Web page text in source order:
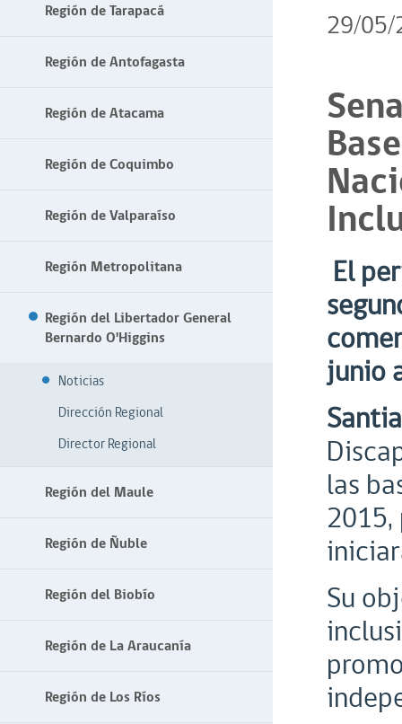
Región de Tarapacá
Región de Antofagasta
Región de Atacama
Región de Coquimbo
Región de Valparaíso
Región Metropolitana
Región del Libertador General
Bernardo O'Higgins
Noticias
Dirección Regional
Director Regional
Región del Maule
Región de Ñuble
Región del Biobío
Región de La Araucanía
Región de Los Ríos
29/
El
junio
las
Su